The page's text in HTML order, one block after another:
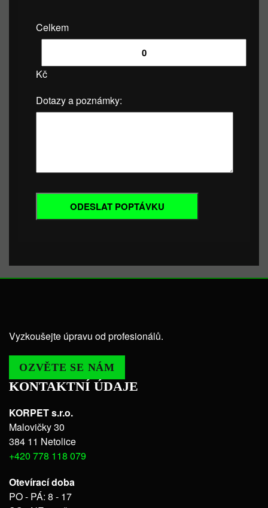
Celkem
Kč
Dotazy a poznámky:
Vyzkoušejte úpravu od profesionálů.
OZVĚTE SE NÁM
KONTAKTNÍ ÚDAJE
KORPET s.r.o.
Malovičky 30
384 11 Netolice
+420 778 118 079
Otevírací doba
PO - PÁ: 8 - 17